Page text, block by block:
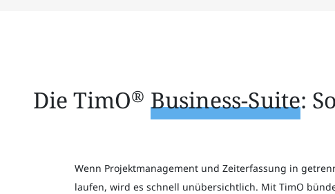
Die TimO® Business-Suite:
Wenn Projektmanagement und Zeiterfassung in
laufen, wird es schnell unübersichtlich. Mit TimO